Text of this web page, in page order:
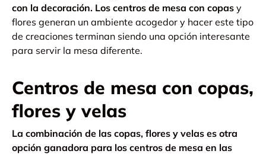
con la decoración. Los centros de mesa con copas y
flores generan un ambiente acogedor y hacer este tipo
de creaciones terminan siendo una opción interesante
para servir la mesa diferente.
Centros de mesa con copas,
flores y velas
La combinación de las copas, flores y velas es otra
opción ganadora para los centros de mesa en las